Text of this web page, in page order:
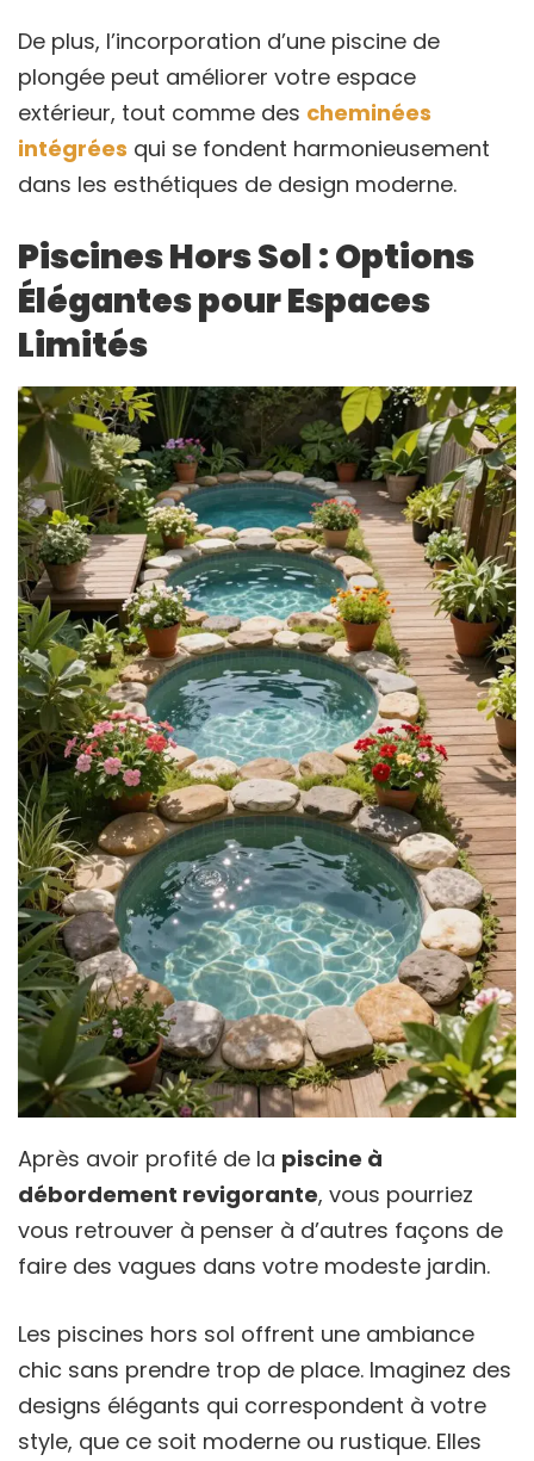
De plus, l’incorporation d’une piscine de
plongée peut améliorer votre espace
extérieur, tout comme des cheminées
intégrées qui se fondent harmonieusement
dans les esthétiques de design moderne.
Piscines Hors Sol : Options
Élégantes pour Espaces
Limités
Après avoir profité de la piscine à
débordement revigorante, vous pourriez
vous retrouver à penser à d’autres façons de
faire des vagues dans votre modeste jardin.
Les piscines hors sol offrent une ambiance
chic sans prendre trop de place. Imaginez des
designs élégants qui correspondent à votre
style, que ce soit moderne ou rustique. Elles